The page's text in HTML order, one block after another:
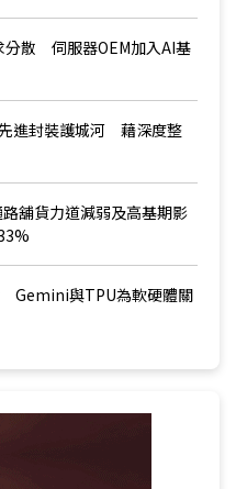
分散 伺服器OEM加入AI基
進封裝護城河 藉深度整
舖貨力道減弱及高基期影
Gemini與TPU為軟硬體關